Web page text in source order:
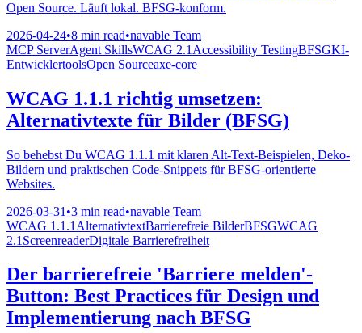
Open Source. Läuft lokal. BFSG-konform.
2026-04-24•8 min read•navable Team
MCP ServerAgent SkillsWCAG 2.1 Accessibility TestingBFSGKI-
EntwicklertoolsOpen Sourceaxe-core
WCAG 1.1.1 richtig umsetzen:
Alternativtexte für Bilder (BFSG)
So behebst Du WCAG 1.1.1 mit klaren Alt-Text-Beispielen, Deko-
Bildern und praktischen Code-Snippets für BFSG-orientierte
Websites.
2026-03-31 •3 min read•navable Team
WCAG 1.1.1 AlternativtextBarrierefreie BilderBFSGWCAG
2.1 ScreenreaderDigitale Barrierefreiheit
Der barrierefreie 'Barriere melden'-
Button: Best Practices für Design und
Implementierung nach BFSG